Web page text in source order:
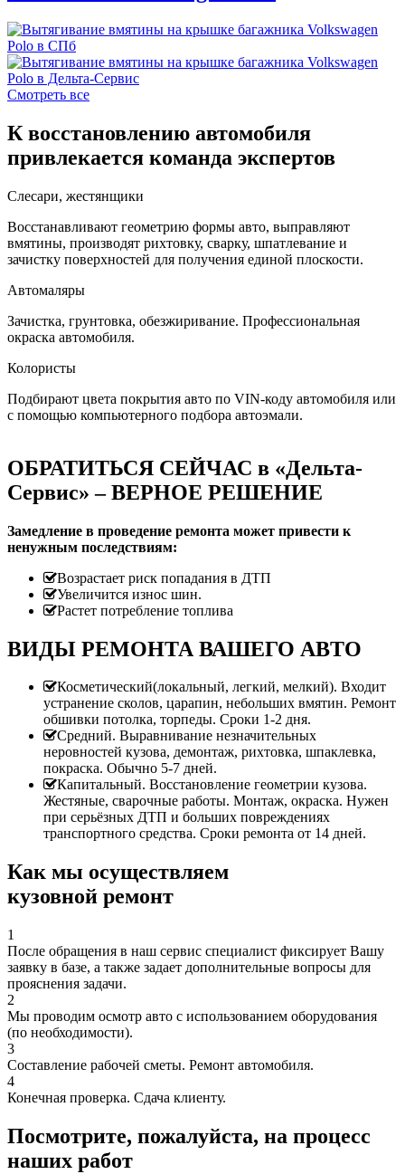
Смотреть все
К восстановлению автомобиля
привлекается команда экспертов
Слесари, жестянщики
Восстанавливают геометрию формы авто, выправляют
вмятины, производят рихтовку, сварку, шпатлевание и
зачистку поверхностей для получения единой плоскости.
Автомаляры
Зачистка, грунтовка, обезжиривание. Профессиональная
окраска автомобиля.
Колористы
Подбирают цвета покрытия авто по VIN-коду автомобиля или
с помощью компьютерного подбора автоэмали.
ОБРАТИТЬСЯ СЕЙЧАС в «Дельта-
Сервис» – ВЕРНОЕ РЕШЕНИЕ
Замедление в проведение ремонта может привести к
ненужным последствиям:
Возрастает риск попадания в ДТП
Увеличится износ шин.
Растет потребление топлива
ВИДЫ РЕМОНТА ВАШЕГО АВТО
Косметический(локальный, легкий, мелкий). Входит
устранение сколов, царапин, небольших вмятин. Ремонт
обшивки потолка, торпеды. Сроки 1-2 дня.
Средний. Выравнивание незначительных
неровностей кузова, демонтаж, рихтовка, шпаклевка,
покраска. Обычно 5-7 дней.
Капитальный. Восстановление геометрии кузова.
Жестяные, сварочные работы. Монтаж, окраска. Нужен
при серьёзных ДТП и больших повреждениях
транспортного средства. Сроки ремонта от 14 дней.
Как мы осуществляем
кузовной ремонт
1
После обращения в наш сервис специалист фиксирует Вашу
заявку в базе, а также задает дополнительные вопросы для
прояснения задачи.
2
Мы проводим осмотр авто с использованием оборудования
(по необходимости).
3
Составление рабочей сметы. Ремонт автомобиля.
4
Конечная проверка. Сдача клиенту.
Посмотрите, пожалуйста, на процесс
наших работ